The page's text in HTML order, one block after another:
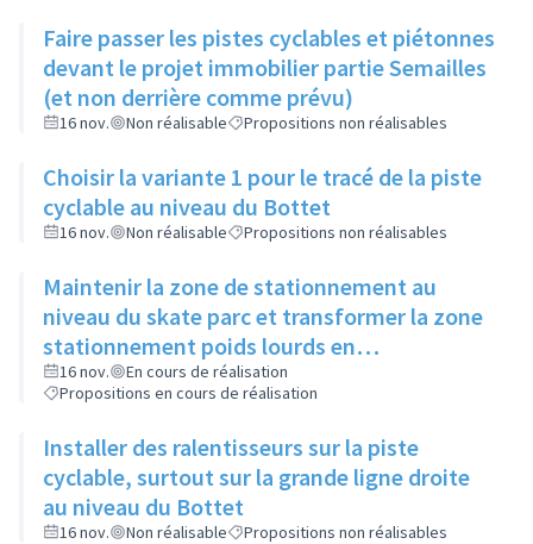
Faire passer les pistes cyclables et piétonnes
devant le projet immobilier partie Semailles
(et non derrière comme prévu)
16 nov. Non réalisable Propositions non réalisables
Choisir la variante 1 pour le tracé de la piste
cyclable au niveau du Bottet
16 nov. Non réalisable Propositions non réalisables
Maintenir la zone de stationnement au
niveau du skate parc et transformer la zone
stationnement poids lourds en
stationnement véhicules légers
16 nov.
En cours de réalisation
Propositions en cours de réalisation
Installer des ralentisseurs sur la piste
cyclable, surtout sur la grande ligne droite
au niveau du Bottet
16 nov. Non réalisable Propositions non réalisables